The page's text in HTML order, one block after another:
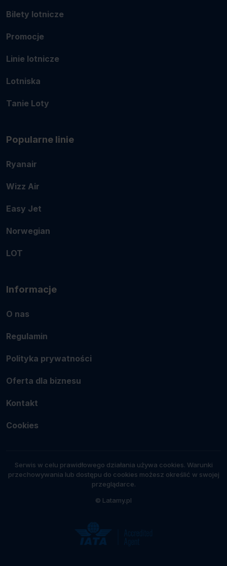
Bilety lotnicze
Promocje
Linie lotnicze
Lotniska
Tanie Loty
Popularne linie
Ryanair
Wizz Air
Easy Jet
Norwegian
LOT
Informacje
O nas
Regulamin
Polityka prywatności
Oferta dla biznesu
Kontakt
Cookies
Serwis w celu prawidłowego działania używa cookies. Warunki
przechowywania lub dostępu do cookies możesz określić w swojej
przeglądarce.
© Latamy.pl